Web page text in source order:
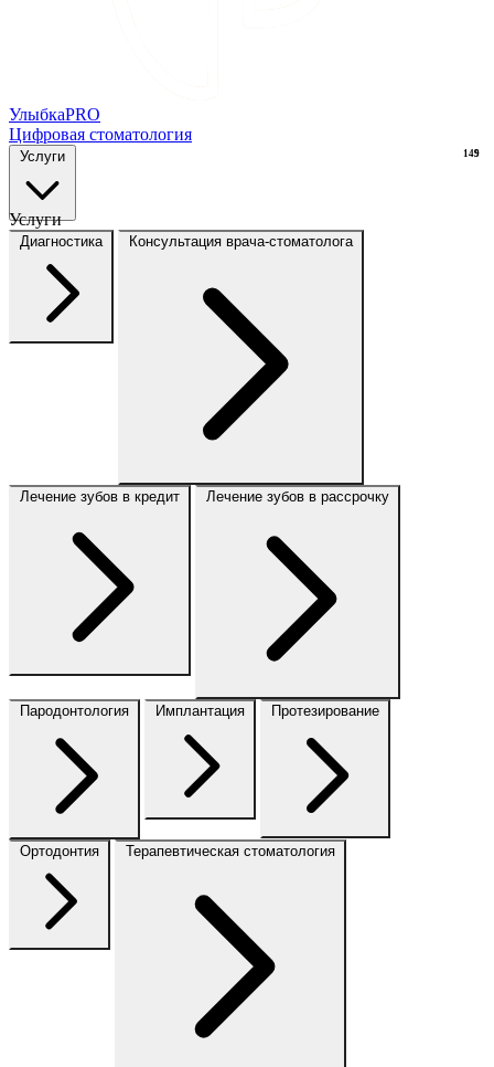
УлыбкаPRO
Цифровая стоматология
Услуги
Услуги
Диагностика Консультация врача-стоматолога
Лечение зубов в кредит Лечение зубов в рассрочку
Пародонтология Имплантация Протезирование
Ортодонтия Терапевтическая стоматология
9
149